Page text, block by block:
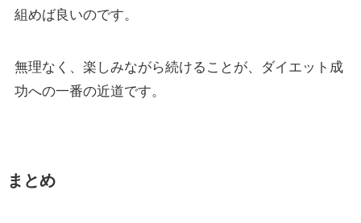
組めば良いのです。
無理なく、楽しみながら続けることが、ダイエット成
功への一番の近道です。
まとめ